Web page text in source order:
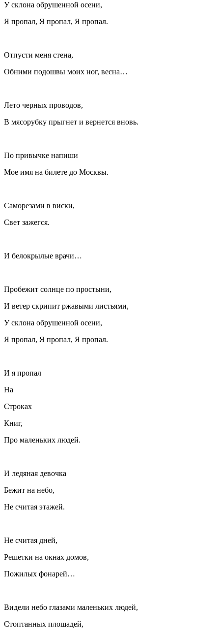
У склона обрушенной осени,
Я пропал, Я пропал, Я пропал.
Отпусти меня стена,
Обними подошвы моих ног, весна…
Лето черных проводов,
В мясорубку прыгнет и вернется вновь.
По привычке напиши
Мое имя на билете до Москвы.
Саморезами в виски,
Свет зажегся.
И белокрылые врачи…
Пробежит солнце по простыни,
И ветер скрипит ржавыми листьями,
У склона обрушенной осени,
Я пропал, Я пропал, Я пропал.
И я пропал
На
Строках
Книг,
Про маленьких людей.
И ледяная девочка
Бежит на небо,
Не считая этажей.
Не считая дней,
Решетки на окнах домов,
Пожилых фонарей…
Видели небо глазами маленьких людей,
Стоптанных площадей,